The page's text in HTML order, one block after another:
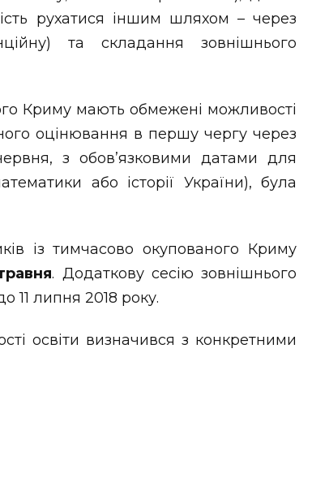
рухатися іншим шляхом – через
та складання зовнішнього
Криму мають обмежені можливості
оцінювання в першу чергу через
з обов’язковими датами для
або історії України), була
із тимчасово окупованого Криму
. Додаткову сесію зовнішнього
11 липня 2018 року.
освіти визначився з конкретними